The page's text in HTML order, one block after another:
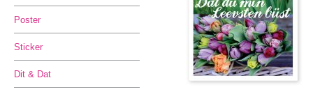
Poster
Sticker
Dit & Dat